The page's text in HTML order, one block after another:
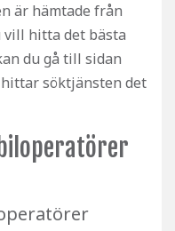
är hämtade från
vill hitta det bästa
du gå till sidan
söktjänsten det